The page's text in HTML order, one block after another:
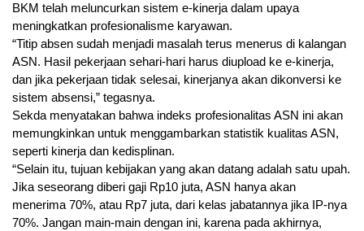
BKM telah meluncurkan sistem e-kinerja dalam upaya
meningkatkan profesionalisme karyawan.
“Titip absen sudah menjadi masalah terus menerus di kalangan
ASN. Hasil pekerjaan sehari-hari harus diupload ke e-kinerja,
dan jika pekerjaan tidak selesai, kinerjanya akan dikonversi ke
sistem absensi,” tegasnya.
Sekda menyatakan bahwa indeks profesionalitas ASN ini akan
memungkinkan untuk menggambarkan statistik kualitas ASN,
seperti kinerja dan kedisplinan.
“Selain itu, tujuan kebijakan yang akan datang adalah satu upah.
Jika seseorang diberi gaji Rp10 juta, ASN hanya akan
menerima 70%, atau Rp7 juta, dari kelas jabatannya jika IP-nya
70%. Jangan main-main dengan ini, karena pada akhirnya,